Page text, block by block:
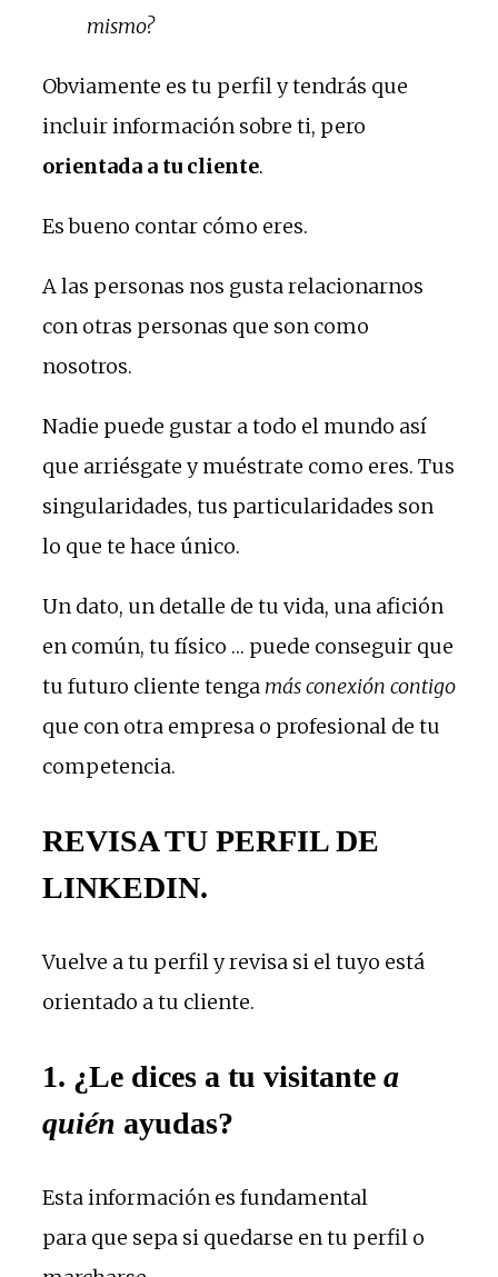
mismo?
Obviamente es tu perfil y tendrás que
incluir información sobre ti, pero
orientada a tu cliente.
Es bueno contar cómo eres.
A las personas nos gusta relacionarnos
con otras personas que son como
nosotros.
Nadie puede gustar a todo el mundo así
que arriésgate y muéstrate como eres. Tus
singularidades, tus particularidades son
lo que te hace único.
Un dato, un detalle de tu vida, una afición
en común, tu físico … puede conseguir que
tu futuro cliente tenga más conexión contigo
que con otra empresa o profesional de tu
competencia.
REVISA TU PERFIL DE
LINKEDIN.
Vuelve a tu perfil y revisa si el tuyo está
orientado a tu cliente.
1. ¿Le dices a tu visitante a
quién ayudas?
Esta información es fundamental
para que sepa si quedarse en tu perfil o